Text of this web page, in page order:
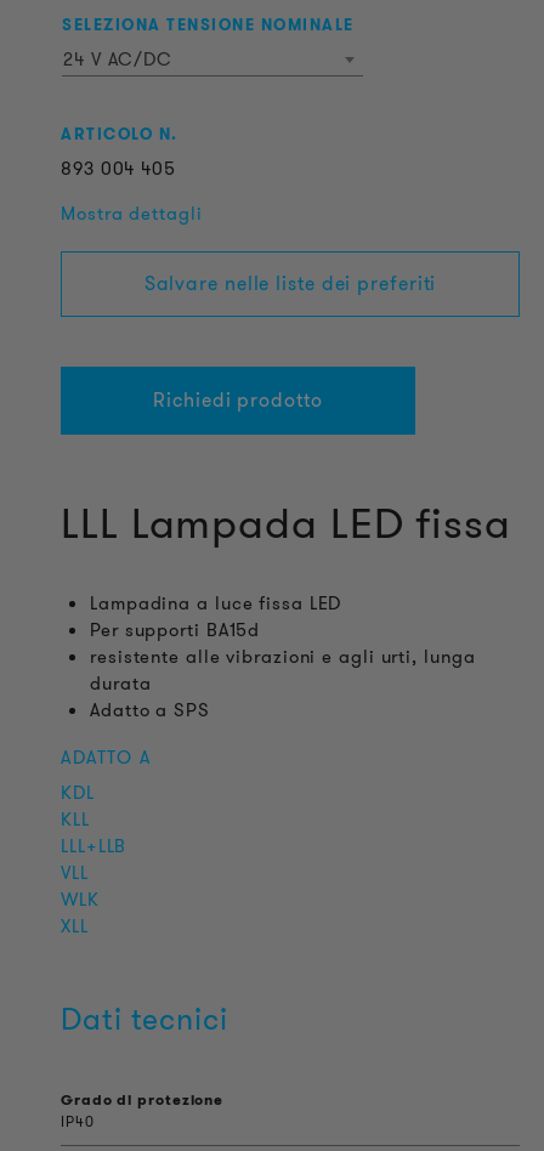
SELEZIONA TENSIONE NOMINALE
24 V AC/DC
ARTICOLO N.
893 004 405
Mostra dettagli
Salvare nelle liste dei preferiti
Richiedi prodotto
LLL Lampada LED fissa
Lampadina a luce fissa LED
Per supporti BA15d
resistente alle vibrazioni e agli urti, lunga
durata
Adatto a SPS
ADATTO A
KDL
KLL
LLL+LLB
VLL
WLK
XLL
Dati tecnici
Grado di protezione
IP40